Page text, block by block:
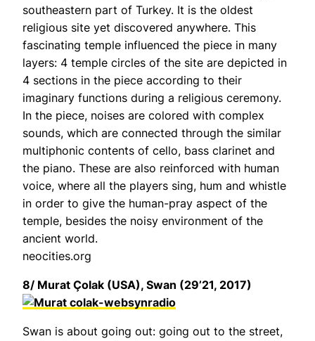
southeastern part of Turkey. It is the oldest
religious site yet discovered anywhere. This
fascinating temple influenced the piece in many
layers: 4 temple circles of the site are depicted in
4 sections in the piece according to their
imaginary functions during a religious ceremony.
In the piece, noises are colored with complex
sounds, which are connected through the similar
multiphonic contents of cello, bass clarinet and
the piano. These are also reinforced with human
voice, where all the players sing, hum and whistle
in order to give the human-pray aspect of the
temple, besides the noisy environment of the
ancient world.
neocities.org
8/ Murat Çolak (USA), Swan (29’21, 2017)
Swan is about going out: going out to the street,